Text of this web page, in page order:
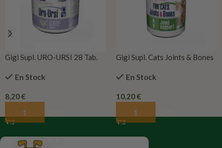
Gigi Supl. URO-URSI 28 Tab.
En Stock
8,20€
Añadir Al Carrito
Gigi Supl. Cats Joints & Bones
En Stock
10,20€
Añadir Al Carrito